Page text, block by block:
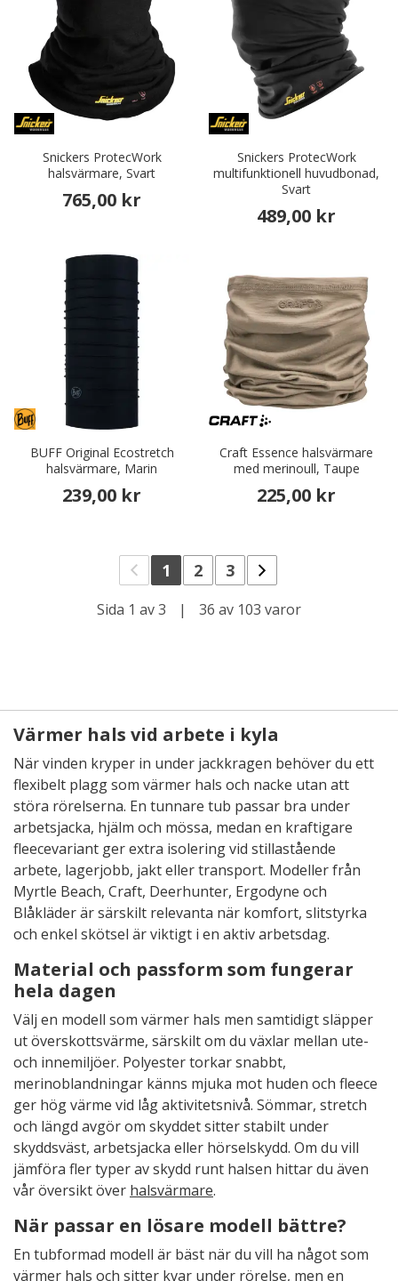
Snickers ProtecWork
halsvärmare, Svart
765,00 kr
Snickers ProtecWork
multifunktionell huvudbonad,
Svart
489,00 kr
BUFF Original Ecostretch
halsvärmare, Marin
239,00 kr
Craft Essence halsvärmare
med merinoull, Taupe
225,00 kr
1 2 3
Sida 1 av 3 | 36 av 103 varor
Värmer hals vid arbete i kyla
När vinden kryper in under jackkragen behöver du ett
flexibelt plagg som värmer hals och nacke utan att
störa rörelserna. En tunnare tub passar bra under
arbetsjacka, hjälm och mössa, medan en kraftigare
fleecevariant ger extra isolering vid stillastående
arbete, lagerjobb, jakt eller transport. Modeller från
Myrtle Beach, Craft, Deerhunter, Ergodyne och
Blåkläder är särskilt relevanta när komfort, slitstyrka
och enkel skötsel är viktigt i en aktiv arbetsdag.
Material och passform som fungerar
hela dagen
Välj en modell som värmer hals men samtidigt släpper
ut överskottsvärme, särskilt om du växlar mellan ute-
och innemiljöer. Polyester torkar snabbt,
merinoblandningar känns mjuka mot huden och fleece
ger hög värme vid låg aktivitetsnivå. Sömmar, stretch
och längd avgör om skyddet sitter stabilt under
skyddsväst, arbetsjacka eller hörselskydd. Om du vill
jämföra fler typer av skydd runt halsen hittar du även
vår översikt över halsvärmare.
När passar en lösare modell bättre?
En tubformad modell är bäst när du vill ha något som
värmer hals och sitter kvar under rörelse, men en